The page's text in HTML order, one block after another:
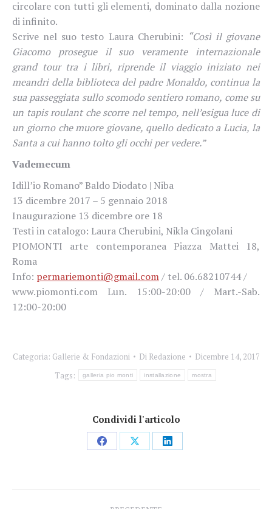
circolare con tutti gli elementi, dominato dalla nozione
di infinito.
Scrive nel suo testo Laura Cherubini: “Così il giovane
Giacomo prosegue il suo veramente internazionale
grand tour tra i libri, riprende il viaggio iniziato nei
meandri della biblioteca del padre Monaldo, continua la
sua passeggiata sullo scomodo sentiero romano, come su
un tapis roulant che scorre nel tempo, nell’esigua luce di
un giorno che muore giovane, quello dedicato a Lucia, la
Santa a cui hanno tolto gli occhi per vedere.”
Vademecum
Idill’io Romano” Baldo Diodato | Niba
13 dicembre 2017 – 5 gennaio 2018
Inaugurazione 13 dicembre ore 18
Testi in catalogo: Laura Cherubini, Nikla Cingolani
PIOMONTI arte contemporanea Piazza Mattei 18,
Roma
Info: permariemonti@gmail.com/ tel. 06.68210744 /
www.piomonti.com Lun. 15:00-20:00 / Mart.-Sab.
12:00-20:00
Categoria: Gallerie & Fondazioni Di Redazione
Dicembre 14, 2017
Tags:
galleria pio monti installazione mostra
Condividi l'articolo
CondividiCondividiCondividi